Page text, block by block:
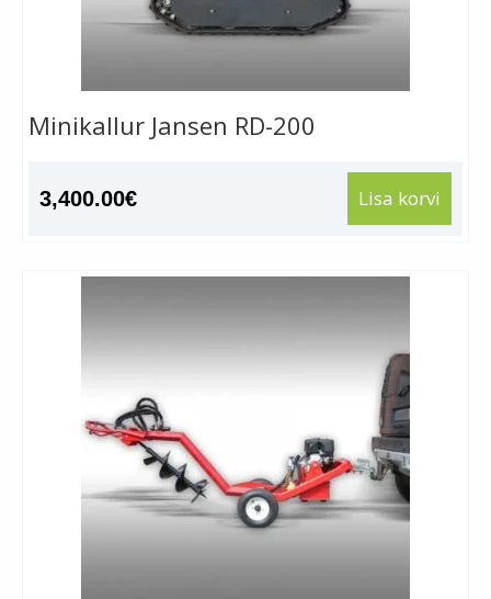
Minikallur Jansen RD-200
3,400.00€ Lisa korvi